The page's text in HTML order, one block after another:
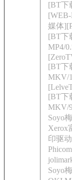
[BT下
媒体
[BT下
MP4/
[BT下
MKV/
[BT下
MKV/
Soyo
Xerox
印驱动
Soyo